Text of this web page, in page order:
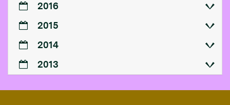
2016
2015
2014
2013